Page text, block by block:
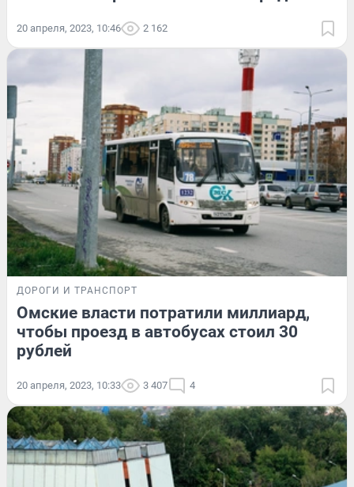
20 апреля, 2023, 10:46 2 162
ДОРОГИ И ТРАНСПОРТ
Омские власти потратили миллиард,
чтобы проезд в автобусах стоил 30
рублей
20 апреля, 2023, 10:33 3 407 4